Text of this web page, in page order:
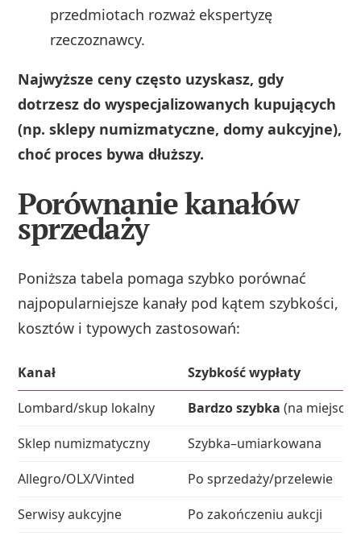
przedmiotach rozważ ekspertyzę
rzeczoznawcy.
Najwyższe ceny często uzyskasz, gdy
dotrzesz do wyspecjalizowanych kupujących
(np. sklepy numizmatyczne, domy aukcyjne),
choć proces bywa dłuższy.
Porównanie kanałów
sprzedaży
Poniższa tabela pomaga szybko porównać
najpopularniejsze kanały pod kątem szybkości,
kosztów i typowych zastosowań:
Kanał
Szybkość wypłaty
Lombard/skup lokalny
Bardzo szybka (na miejscu)
Sklep numizmatyczny
Szybka–umiarkowana
Allegro/OLX/Vinted
Po sprzedaży/przelewie
Serwisy aukcyjne
Po zakończeniu aukcji